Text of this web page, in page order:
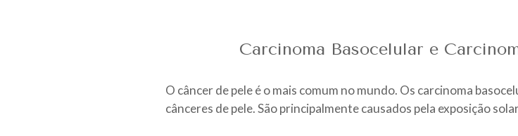
Carcinoma Basocelular e
O câncer de pele é o mais comum no mundo. Os carcinoma
cânceres de pele. São principalmente causados pela exposição